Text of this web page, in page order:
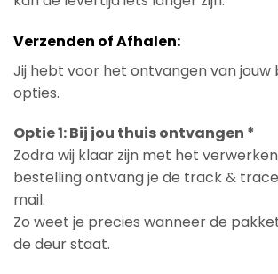
Verzenden of Afhalen:
Jij hebt voor het ontvangen van jouw
opties.
Optie 1: Bij jou thuis ontvangen *
Zodra wij klaar zijn met het
bestelling ontvang je de track &
mail.
Zo weet je precies wanneer de
de deur staat.